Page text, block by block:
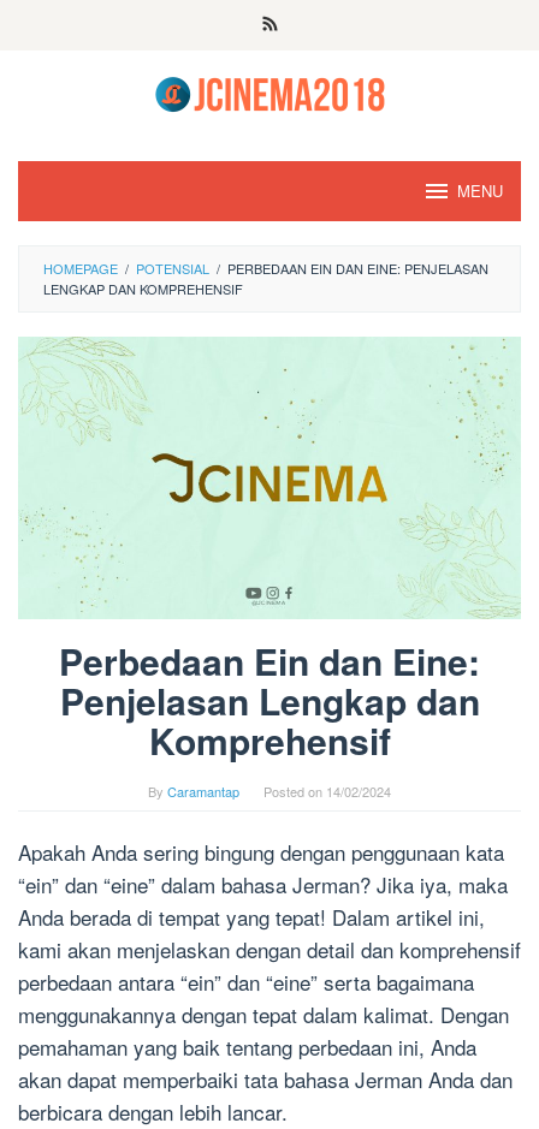
MENU
HOMEPAGE / POTENSIAL / PERBEDAAN EIN DAN EINE: PENJELASAN
LENGKAP DAN KOMPREHENSIF
Perbedaan Ein dan Eine:
Penjelasan Lengkap dan
Komprehensif
By Caramantap Posted on 14/02/2024
Apakah Anda sering bingung dengan penggunaan kata
“ein” dan “eine” dalam bahasa Jerman? Jika iya, maka
Anda berada di tempat yang tepat! Dalam artikel ini,
kami akan menjelaskan dengan detail dan komprehensif
perbedaan antara “ein” dan “eine” serta bagaimana
menggunakannya dengan tepat dalam kalimat. Dengan
pemahaman yang baik tentang perbedaan ini, Anda
akan dapat memperbaiki tata bahasa Jerman Anda dan
berbicara dengan lebih lancar.